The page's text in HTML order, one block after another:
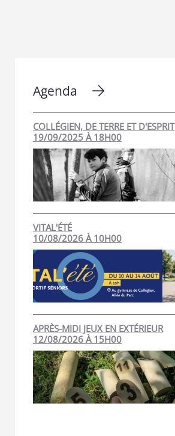
Agenda
COLLÉGIEN, DE TERRE ET D'ESPRIT
19/09/2025 À 18H00
VITAL'ÉTÉ
10/08/2026 À 10H00
APRÈS-MIDI JEUX EN EXTÉRIEUR
12/08/2026 À 15H00